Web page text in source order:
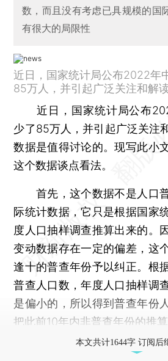
数，而且没有考虑已具规模的国
有很大的局限性
近日，国家统计局公布2022年
85万人，并引起广泛关注和解
近日，国家统计局公布
少了85万人，并引起广泛关注
数据是值得讨论的。现写此小
这个数据谈点看法。
首先，这个数据不是人口
际统计数据，它只是根据国家
度人口抽样调查推算出来的。
变动数据存在一定的偏差，这
逢十的普查年份予以纠正。根
普查人口数，年度人口抽样调
是偏小的，所以得到普查年份
把此前10年内非普查年份的推
本文共计1644字 订阅后